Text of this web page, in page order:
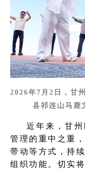
2026年7月2日，甘
县祁连山马鹿
近年来，甘
管理的重中之重
带动等方式，持
组织功能。切实